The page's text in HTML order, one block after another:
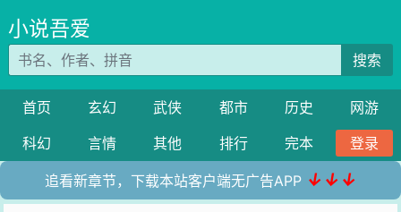
小说吾爱
搜索
首页 玄幻 武侠 都市 历史
网游
科幻
言情 其他 排行 完本 登录
追看新章节，下载本站客户端无广告APP ↓↓↓